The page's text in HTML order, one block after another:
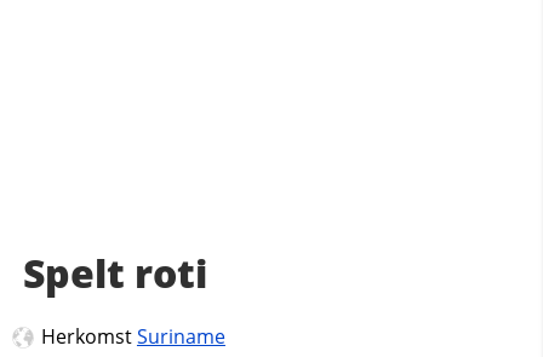
Spelt roti
HerkomstSuriname